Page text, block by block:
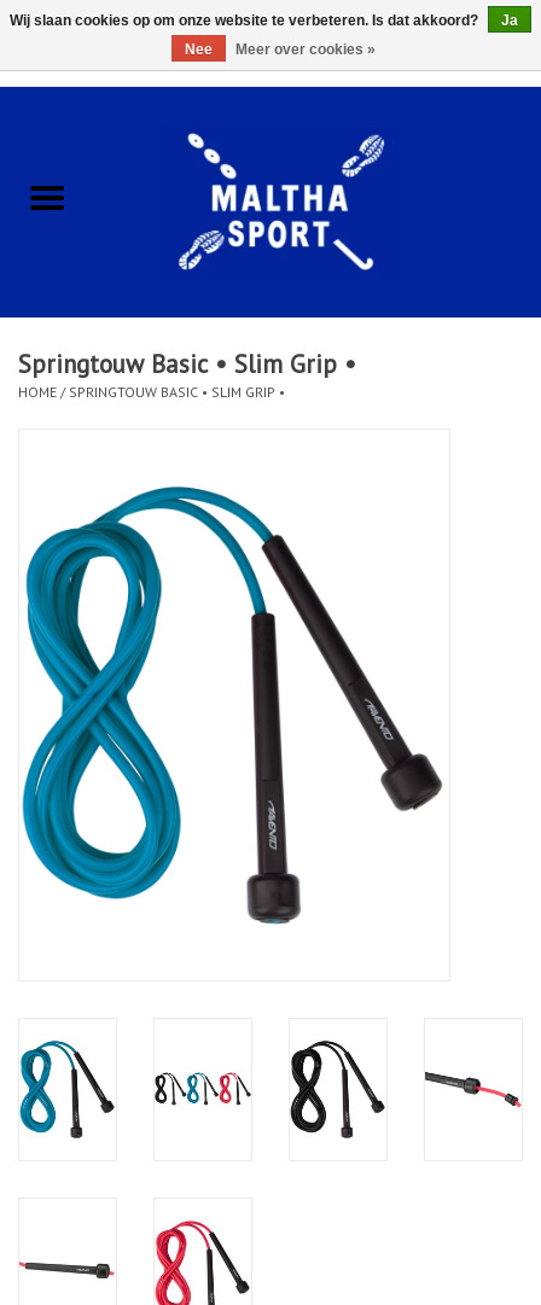
ACCESSOIRES/HARDWARE
KLEDING
CLUBSHOPS
Afspraak Loop Analyse
Diensten
Merken
Springtouw Basic • Slim Grip •
HOME / SPRINGTOUW BASIC • SLIM GRIP •
Wij slaan cookies op om onze website te verbeteren. Is dat akkoord?
Ja
Nee
Meer over cookies »